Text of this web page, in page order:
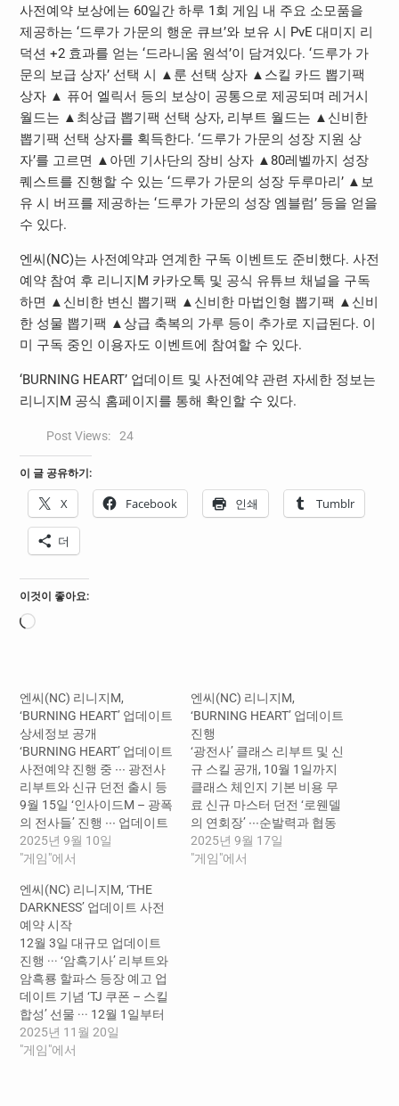
사전예약 보상에는 60일간 하루 1회 게임 내 주요 소모품을
제공하는 ‘드루가 가문의 행운 큐브’와 보유 시 PvE 대미지 리
덕션 +2 효과를 얻는 ‘드라니움 원석’이 담겨있다. ‘드루가 가
문의 보급 상자’ 선택 시 ▲룬 선택 상자 ▲스킬 카드 뽑기팩
상자 ▲ 퓨어 엘릭서 등의 보상이 공통으로 제공되며 레거시
월드는 ▲최상급 뽑기팩 선택 상자, 리부트 월드는 ▲신비한
뽑기팩 선택 상자를 획득한다. ‘드루가 가문의 성장 지원 상
자’를 고르면 ▲아덴 기사단의 장비 상자 ▲80레벨까지 성장
퀘스트를 진행할 수 있는 ‘드루가 가문의 성장 두루마리’ ▲보
유 시 버프를 제공하는 ‘드루가 가문의 성장 엠블럼’ 등을 얻을
수 있다.
엔씨(NC)는 사전예약과 연계한 구독 이벤트도 준비했다. 사전
예약 참여 후 리니지M 카카오톡 및 공식 유튜브 채널을 구독
하면 ▲신비한 변신 뽑기팩 ▲신비한 마법인형 뽑기팩 ▲신비
한 성물 뽑기팩 ▲상급 축복의 가루 등이 추가로 지급된다. 이
미 구독 중인 이용자도 이벤트에 참여할 수 있다.
‘BURNING HEART’ 업데이트 및 사전예약 관련 자세한 정보는
리니지M 공식 홈페이지를 통해 확인할 수 있다.
Post Views: 24
이 글 공유하기:
X Facebook 인쇄 Tumblr
더
이것이 좋아요:
로
엔씨(NC) 리니지M,
‘BURNING HEART’ 업데이트
상세정보 공개
‘BURNING HEART’ 업데이트
사전예약 진행 중 ∙∙∙ 광전사
리부트와 신규 던전 출시 등
9월 15일 ‘인사이드M – 광폭
의 전사들’ 진행 ∙∙∙ 업데이트
정보 공개 및 선물 제공 업데
이트 기념 ‘TJ 쿠폰’ 3종 선물
점에서 아데나로 구매 가능
㈜엔씨소프트(공동대표 김
택진, 박병무 이하 엔씨(NC))
의 MMORPG(다중접속역할
수행게임) ‘리니지M’이
‘BURNING HEART(버닝…
2025년 9월 10일
"게임"에서
엔씨(NC) 리니지M,
‘BURNING HEART’ 업데이트
진행
‘광전사’ 클래스 리부트 및 신
규 스킬 공개, 10월 1일까지
클래스 체인지 기본 비용 무
료 신규 마스터 던전 ‘로웬델
의 연회장’ ∙∙∙​순발력과 협동
이 요구되는 신개념 레이드
콘텐츠 시즌 던전 ‘투기장’ 업
2025년 9월 17일
"게임"에서
엔씨(NC) 리니지M, ‘THE
DARKNESS’ 업데이트 사전
예약 시작
12월 3일 대규모 업데이트
진행 ··· ‘암흑기사’ 리부트와
암흑룡 할파스 등장 예고 업
데이트 기념 ‘TJ 쿠폰 – 스킬
합성’ 선물 ··· 12월 1일부터
인게임 상점에서 구매 가능
사전예약 참여 시, 레거시 월
2025년 11월 20일
"게임"에서